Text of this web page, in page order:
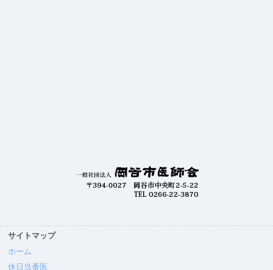
サイトマップ
ホーム
休日当番医